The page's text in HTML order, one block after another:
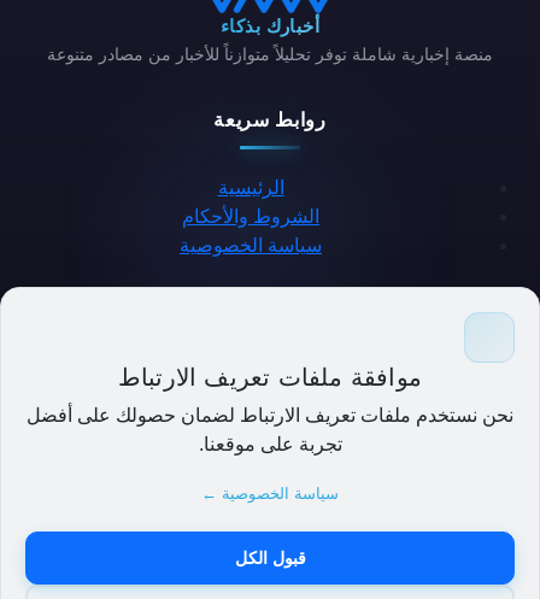
موافقة ملفات تعريف الارتباط
نحن نستخدم ملفات تعريف الارتباط لضمان حصولك على أفضل
تجربة على موقعنا.
سياسة الخصوصية ←
قبول الكل
أخبارك بذكاء
منصة إخبارية شاملة توفر تحليلاً متوازناً للأخبار من مصادر متنوعة
روابط سريعة
الرئيسية
الشروط والأحكام
سياسة الخصوصية